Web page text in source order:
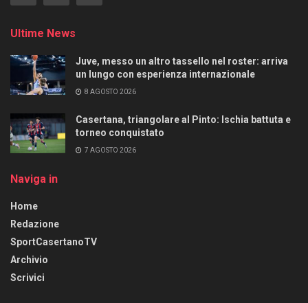
Ultime News
Juve, messo un altro tassello nel roster: arriva
un lungo con esperienza internazionale
8 AGOSTO 2026
Casertana, triangolare al Pinto: Ischia battuta e
torneo conquistato
7 AGOSTO 2026
Naviga in
Home
Redazione
SportCasertanoTV
Archivio
Scrivici